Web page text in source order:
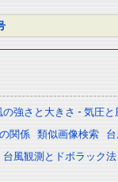
の強さと大きさ - 気圧と
関係 類似画像検索
台風観測とドボラック法